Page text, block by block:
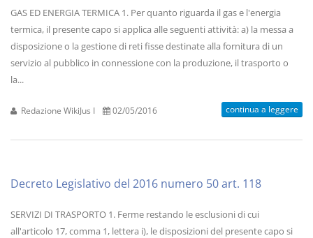
GAS ED ENERGIA TERMICA 1. Per quanto riguarda il gas e l'energia
termica, il presente capo si applica alle seguenti attività: a) la messa a
disposizione o la gestione di reti fisse destinate alla fornitura di un
servizio al pubblico in connessione con la produzione, il trasporto o
la...
Redazione WikiJus I 02/05/2016 continua a leggere
Decreto Legislativo del 2016 numero 50 art. 118
SERVIZI DI TRASPORTO 1. Ferme restando le esclusioni di cui
all'articolo 17, comma 1, lettera i), le disposizioni del presente capo si